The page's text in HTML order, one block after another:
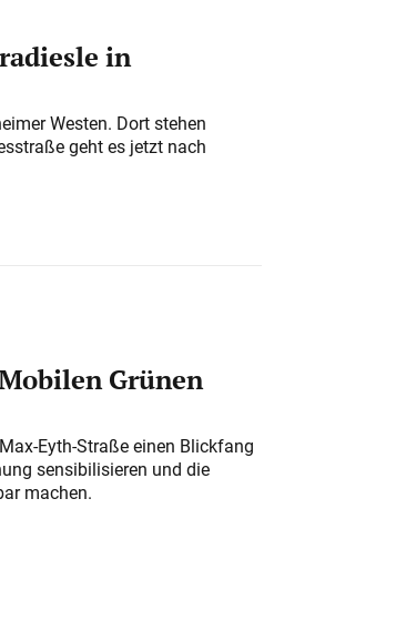
in
Westen. Dort stehen
geht es jetzt nach
Grünen
Eyth-Straße einen Blickfang
sensibilisieren und die
machen.